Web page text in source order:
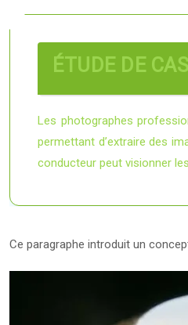
ÉTUDE DE
Les photographes
permettant d’extraire des
conducteur peut visionner
Ce paragraphe introduit un